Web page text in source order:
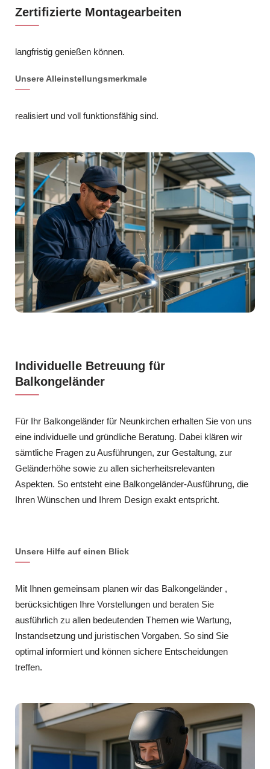
Zertifizierte Montagearbeiten
langfristig genießen können.
Unsere Alleinstellungsmerkmale
realisiert und voll funktionsfähig sind.
Individuelle Betreuung für
Balkongeländer
Für Ihr Balkongeländer für Neunkirchen erhalten Sie von uns
eine individuelle und gründliche Beratung. Dabei klären wir
sämtliche Fragen zu Ausführungen, zur Gestaltung, zur
Geländerhöhe sowie zu allen sicherheitsrelevanten
Aspekten. So entsteht eine Balkongeländer-Ausführung, die
Ihren Wünschen und Ihrem Design exakt entspricht.
Unsere Hilfe auf einen Blick
Mit Ihnen gemeinsam planen wir das Balkongeländer ,
berücksichtigen Ihre Vorstellungen und beraten Sie
ausführlich zu allen bedeutenden Themen wie Wartung,
Instandsetzung und juristischen Vorgaben. So sind Sie
optimal informiert und können sichere Entscheidungen
treffen.